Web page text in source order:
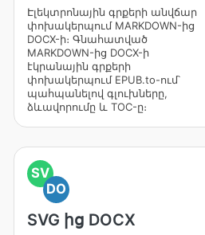
Էլեկտրոնային գրքերի անվճար
փոխակերպում MARKDOWN-ից
DOCX-ի։ Գնահատված
MARKDOWN-ից DOCX-ի
էկրանային գրքերի
փոխակերպում EPUB.to-ում՝
պահպանելով գլուխները,
ձևավորումը և TOC-ը։
SV
DO
SVG ից DOCX